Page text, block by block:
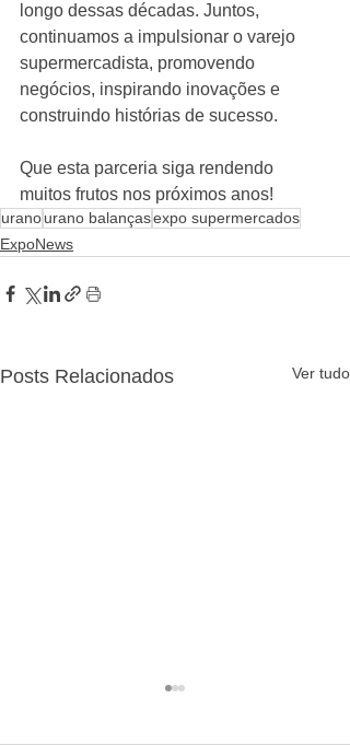
longo dessas décadas. Juntos,
continuamos a impulsionar o varejo
supermercadista, promovendo
negócios, inspirando inovações e
construindo histórias de sucesso.
Que esta parceria siga rendendo
muitos frutos nos próximos anos!
uranourano balançasexpo supermercados
ExpoNews
Posts Relacionados Ver tudo